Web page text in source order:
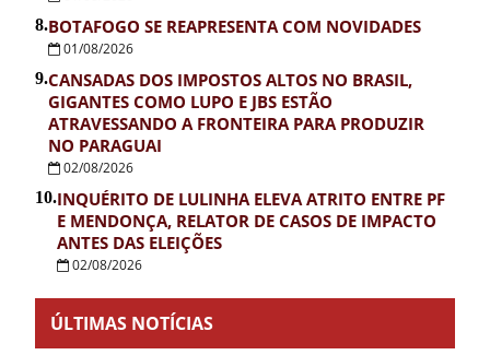
8.BOTAFOGO SE REAPRESENTA COM NOVIDADES
01/08/2026
9.CANSADAS DOS IMPOSTOS ALTOS NO BRASIL,
GIGANTES COMO LUPO E JBS ESTÃO
ATRAVESSANDO A FRONTEIRA PARA PRODUZIR
NO PARAGUAI
02/08/2026
10.INQUÉRITO DE LULINHA ELEVA ATRITO ENTRE PF
E MENDONÇA, RELATOR DE CASOS DE IMPACTO
ANTES DAS ELEIÇÕES
02/08/2026
ÚLTIMAS NOTÍCIAS